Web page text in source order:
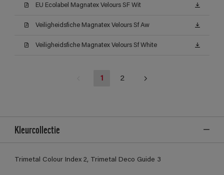
EU Ecolabel Magnatex Velours SF Wit
Veiligheidsfiche Magnatex Velours Sf Aw
Veiligheidsfiche Magnatex Velours Sf White
1 2
Kleurcollectie
Trimetal Colour Index 2, Trimetal Deco Guide 3